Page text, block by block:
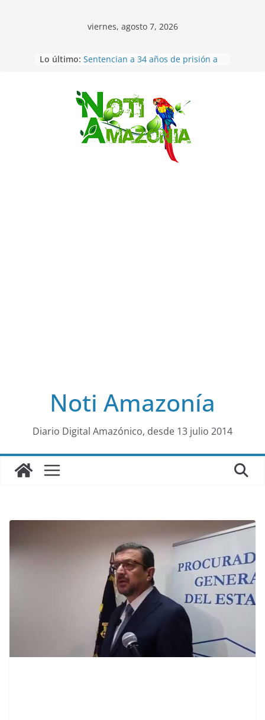
Saltar
al
viernes, agosto 7, 2026
Lo último: desaparecidos fueron encontrados
implicados en caso de Alison,
oriunda de Tena
Vozinha, el arquero sensación de
cabo Verde, ya llegó para
incorporarse a Colo Colo de Chile
Pastaza: la parroquia Diez de
Agosto eligió a su nueva reina por
Noti Amazonía
Diario Digital Amazónico, desde 13 julio 2014